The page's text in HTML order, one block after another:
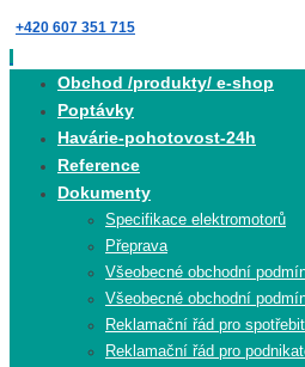
Skip
to
content
+420 607 351 715
Obchod /produkty/ e-shop
Poptávky
Havárie-pohotovost-24h
Reference
Dokumenty
Specifikace elektromotorů
Přeprava
Všeobecné obchodní
Všeobecné obchodní
Reklamační řád pro
Reklamační řád pro